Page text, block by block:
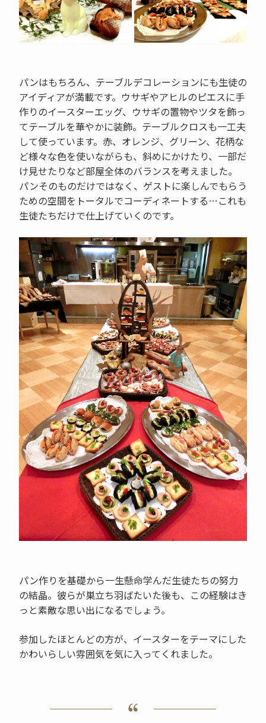
パンはもちろん、テーブルデコレーションにも生徒の
アイディアが満載です。ウサギやアヒルのピエスに手
作りのイースターエッグ、ウサギの置物やツタを飾っ
てテーブルを華やかに装飾。テーブルクロスも一工夫
して使っています。赤、オレンジ、グリーン、花柄な
ど様々な色を使いながらも、斜めにかけたり、一部だ
け見せたりなど部屋全体のバランスを考えました。
パンそのものだけではなく、ゲストに楽しんでもらう
ための空間をトータルでコーディネートする…これも
生徒たちだけで仕上げていくのです。
パン作りを基礎から一生懸命学んだ生徒たちの努力
の結晶。彼らが巣立ち羽ばたいた後も、この経験はき
っと素敵な思い出になるでしょう。
参加したほとんどの方が、イースターをテーマにした
かわいらしい雰囲気を気に入ってくれました。